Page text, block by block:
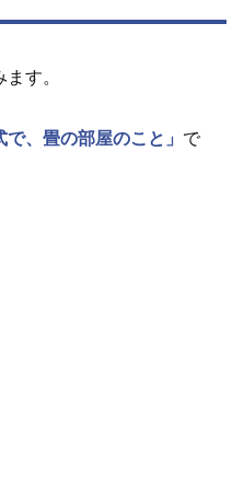
ます。
で、畳の部屋のこと」 で